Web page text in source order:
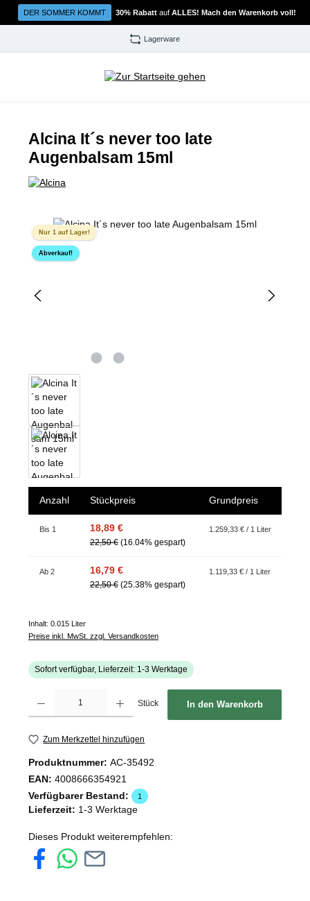
Zum Hauptinhalt springen
DER SOMMER KOMMT 30% Rabatt auf ALLES! Mach den Warenkorb voll!
Lagerware
Alcina It´s never too late
Augenbalsam 15ml
Bildergalerie überspringen
Nur 1 auf Lager!
Abverkauf!
Anzahl Stückpreis Grundpreis
Bis 1 18,89 €
22,50 € (16.04% gespart)
1.259,33 € / 1 Liter
Ab 2 16,79 €
22,50 € (25.38% gespart)
1.119,33 € / 1 Liter
Inhalt: 0.015 Liter
Preise inkl. MwSt. zzgl. Versandkosten
Sofort verfügbar, Lieferzeit: 1-3 Werktage
Stück In den Warenkorb
Zum Merkzettel hinzufügen
Produktnummer: AC-35492
EAN: 4008666354921
Verfügbarer Bestand:
1
Lieferzeit: 1-3 Werktage
Dieses Produkt weiterempfehlen: